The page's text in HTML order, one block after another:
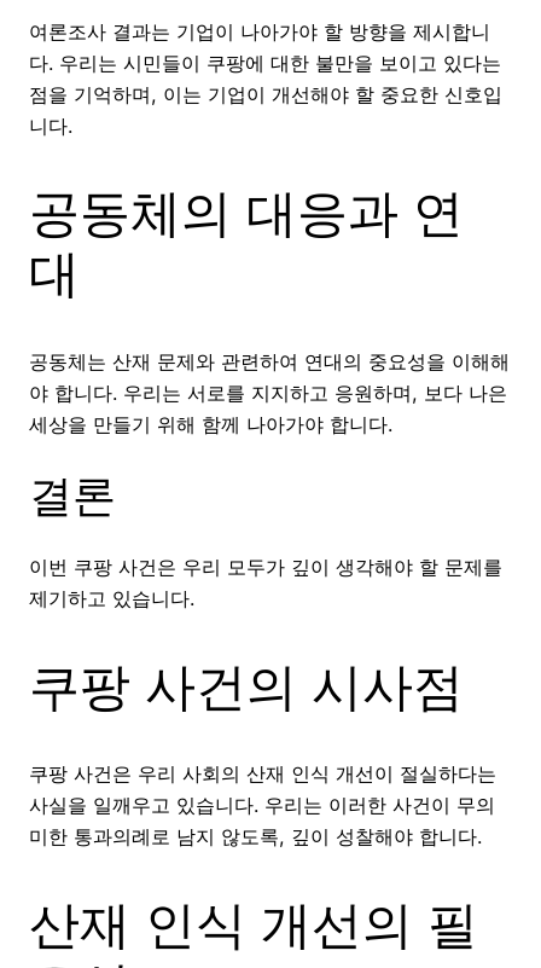
여론조사 결과는 기업이 나아가야 할 방향을 제시합니
다. 우리는 시민들이 쿠팡에 대한 불만을 보이고 있다는
점을 기억하며, 이는 기업이 개선해야 할 중요한 신호입
니다.
공동체의 대응과 연
대
공동체는 산재 문제와 관련하여 연대의 중요성을 이해해
야 합니다. 우리는 서로를 지지하고 응원하며, 보다 나은
세상을 만들기 위해 함께 나아가야 합니다.
결론
이번 쿠팡 사건은 우리 모두가 깊이 생각해야 할 문제를
제기하고 있습니다.
쿠팡 사건의 시사점
쿠팡 사건은 우리 사회의 산재 인식 개선이 절실하다는
사실을 일깨우고 있습니다. 우리는 이러한 사건이 무의
미한 통과의례로 남지 않도록, 깊이 성찰해야 합니다.
산재 인식 개선의 필